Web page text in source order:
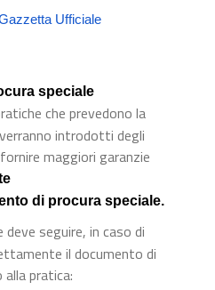
Ufficiale
speciale
che prevedono la
introdotti degli
maggiori garanzie
di procura speciale.
seguire, in caso di
il documento di
alla pratica: